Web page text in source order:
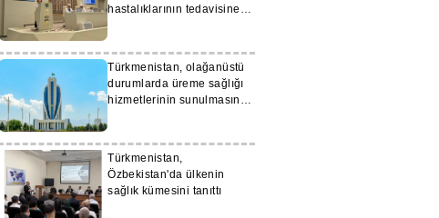
hastalıklarının tedavisine
Türkmenistan, olağanüstü
durumlarda üreme sağlığı
hizmetlerinin sunulmasına
Türkmenistan,
Özbekistan'da ülkenin
sağlık kümesini tanıttı